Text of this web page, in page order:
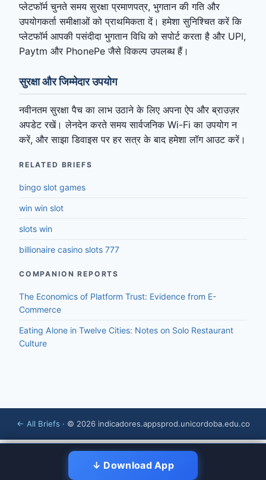
↓ Download App
प्लेटफॉर्म चुनते समय सुरक्षा प्रमाणपत्र, भुगतान की गति और
उपयोगकर्ता समीक्षाओं को प्राथमिकता दें। हमेशा सुनिश्चित करें कि
प्लेटफॉर्म आपकी पसंदीदा भुगतान विधि को सपोर्ट करता है और UPI,
Paytm और PhonePe जैसे विकल्प उपलब्ध हैं।
सुरक्षा और जिम्मेदार उपयोग
नवीनतम सुरक्षा पैच का लाभ उठाने के लिए अपना ऐप और ब्राउज़र
अपडेट रखें। लेनदेन करते समय सार्वजनिक Wi-Fi का उपयोग न
करें, और साझा डिवाइस पर हर सत्र के बाद हमेशा लॉग आउट करें।
RELATED BRIEFS
bingo slot games
win win slot
slots win
billionaire casino slots 777
COMPANION REPORTS
The Economics of Platform Trust: Evidence from E-
Commerce
Eating Alone in Twelve Cities: Notes on Solo Restaurant
Culture
← All Briefs · © 2026 indicadores.appsprod.unicordoba.edu.co